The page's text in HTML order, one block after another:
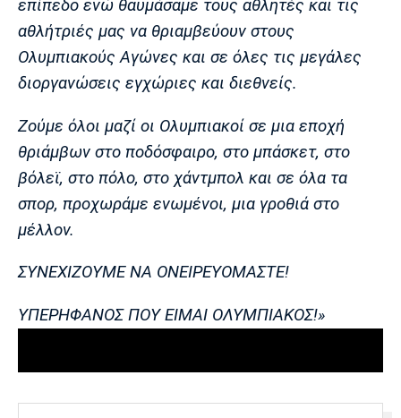
επίπεδο ενώ θαυμάσαμε τους αθλητές και τις
αθλήτριές μας να θριαμβεύουν στους
Ολυμπιακούς Αγώνες και σε όλες τις μεγάλες
διοργανώσεις εγχώριες και διεθνείς.
Ζούμε όλοι μαζί οι Ολυμπιακοί σε μια εποχή
θριάμβων στο ποδόσφαιρο, στο μπάσκετ, στο
βόλεϊ, στο πόλο, στο χάντμπολ και σε όλα τα
σπορ, προχωράμε ενωμένοι, μια γροθιά στο
μέλλον.
ΣΥΝΕΧΙΖΟΥΜΕ ΝΑ ΟΝΕΙΡΕΥΟΜΑΣΤΕ!
ΥΠΕΡΗΦΑΝΟΣ ΠΟΥ ΕΙΜΑΙ ΟΛΥΜΠΙΑΚΟΣ!»